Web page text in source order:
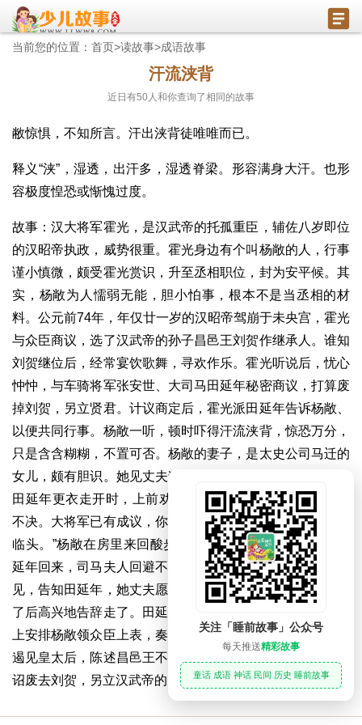
当前您的位置： 首页>读故事>成语故事
汗流浃背
近日有50人和你查询了相同的故事
敝惊惧，不知所言。汗出浃背徒唯唯而已。
释义“浃”，湿透，出汗多，湿透脊梁。形容满身大汗。也形
容极度惶恐或惭愧过度。
故事：汉大将军霍光，是汉武帝的托孤重臣，辅佐八岁即位
的汉昭帝执政，威势很重。霍光身边有个叫杨敞的人，行事
谨小慎微，颇受霍光赏识，升至丞相职位，封为安平候。其
实，杨敞为人懦弱无能，胆小怕事，根本不是当丞相的材
料。公元前74年，年仅廿一岁的汉昭帝驾崩于未央宫，霍光
与众臣商议，选了汉武帝的孙子昌邑王刘贺作继承人。谁知
刘贺继位后，经常宴饮歌舞，寻欢作乐。霍光听说后，忧心
忡忡，与车骑将军张安世、大司马田延年秘密商议，打算废
掉刘贺，另立贤君。计议商定后，霍光派田延年告诉杨敞、
以便共同行事。杨敞一听，顿时吓得汗流浃背，惊恐万分，
只是含含糊糊，不置可否。杨敞的妻子，是太史公司马迁的
女儿，颇有胆识。她见丈夫犹豫不决的样子，暗暗着急，趁
田延年更衣走开时，上前劝丈夫说；“国家大事，岂能犹豫
不决。大将军已有成议，你也应当速战速决，否则必然太难
临头。”杨敞在房里来回酸步，却拿不定注意。正巧此时田
延年回来，司马夫人回避不及，索性大大方方地与田延年相
见，告知田延年，她丈夫愿意听从大将军的吩咐。田延年听
了后高兴地告辞走了。田延年回报霍光，霍光十分满意，马
上安排杨敞领众臣上表，奏请皇太后。第二天，杨敞与群臣
遏见皇太后，陈述昌邑王不堪继承王位的原因。太后立即下
诏废去刘贺，另立汉武帝的曾孙刘询为君，史称汉宣帝。
关注「睡前故事」公众号
每天推送精彩故事
童话 成语 神话 民间 历史 睡前故事